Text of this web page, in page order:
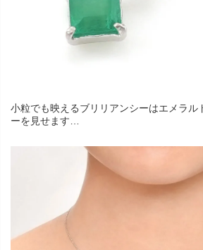
小粒でも映えるブリリアンシーはエメラル
ーを見せます…